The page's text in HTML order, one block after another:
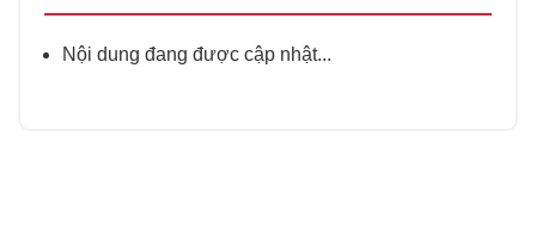
Nội dung đang được cập nhật...